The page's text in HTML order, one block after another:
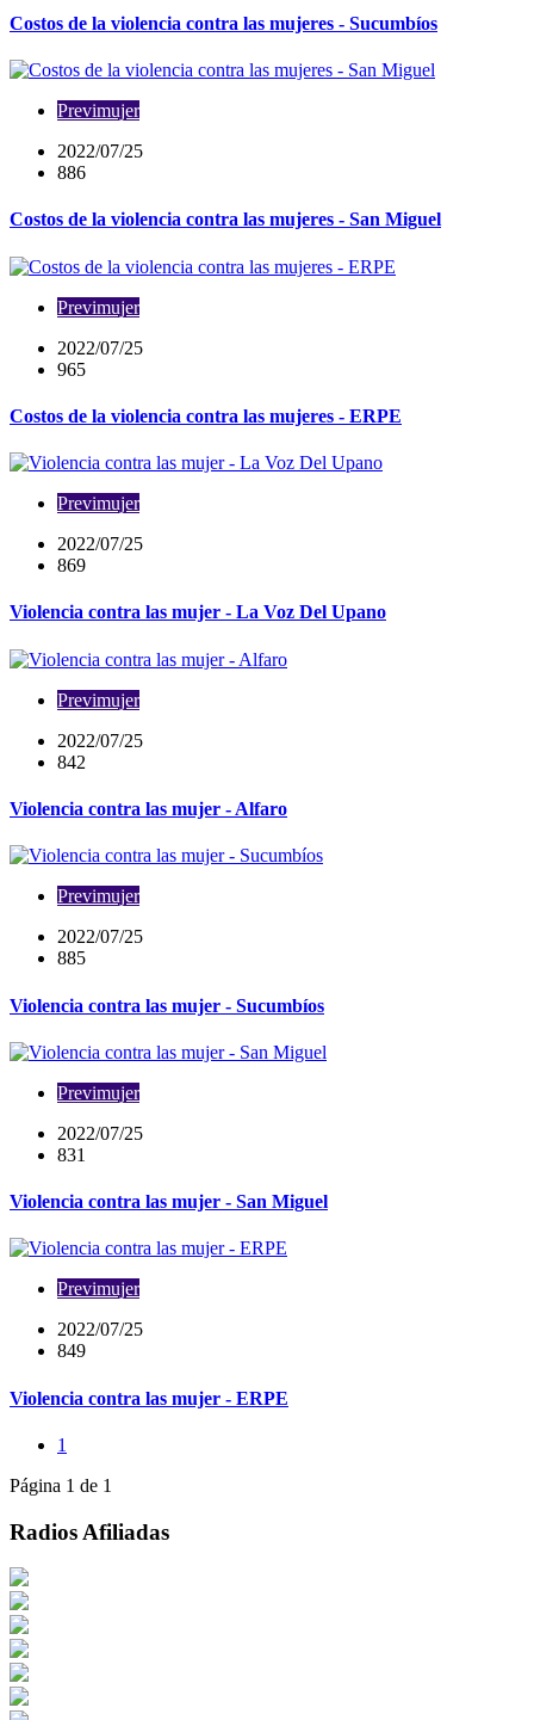
Costos de la violencia contra las mujeres - Sucumbíos
Previmujer
2022/07/25
886
Costos de la violencia contra las mujeres - San Miguel
Previmujer
2022/07/25
965
Costos de la violencia contra las mujeres - ERPE
Previmujer
2022/07/25
869
Violencia contra las mujer - La Voz Del Upano
Previmujer
2022/07/25
842
Violencia contra las mujer - Alfaro
Previmujer
2022/07/25
885
Violencia contra las mujer - Sucumbíos
Previmujer
2022/07/25
831
Violencia contra las mujer - San Miguel
Previmujer
2022/07/25
849
Violencia contra las mujer - ERPE
1
Página 1 de 1
Radios Afiliadas